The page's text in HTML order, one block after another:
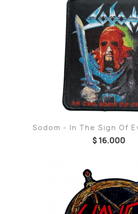
Sodom - In The Sign Of
$ 16.000